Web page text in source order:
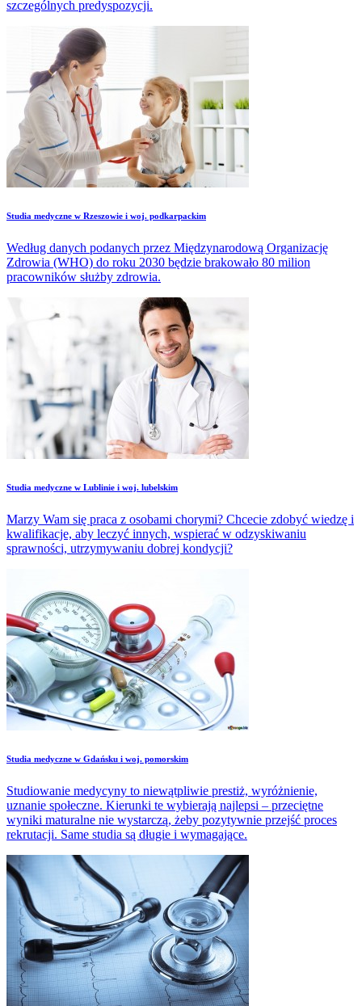
szczególnych predyspozycji.
Studia medyczne w Rzeszowie i woj. podkarpackim
Według danych podanych przez Międzynarodową Organizację
Zdrowia (WHO) do roku 2030 będzie brakowało 80 milion
pracowników służby zdrowia.
Studia medyczne w Lublinie i woj. lubelskim
Marzy Wam się praca z osobami chorymi? Chcecie zdobyć wiedzę i
kwalifikacje, aby leczyć innych, wspierać w odzyskiwaniu
sprawności, utrzymywaniu dobrej kondycji?
Studia medyczne w Gdańsku i woj. pomorskim
Studiowanie medycyny to niewątpliwie prestiż, wyróżnienie,
uznanie społeczne. Kierunki te wybierają najlepsi – przeciętne
wyniki maturalne nie wystarczą, żeby pozytywnie przejść proces
rekrutacji. Same studia są długie i wymagające.